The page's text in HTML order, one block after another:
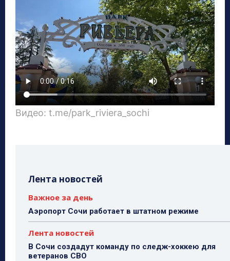
Видео: t.me/park_riviera_sochi
Лента новостей
Важное за день
Аэропорт Сочи работает в штатном режиме
Лента новостей
В Сочи создадут команду по следж-хоккею для
ветеранов СВО